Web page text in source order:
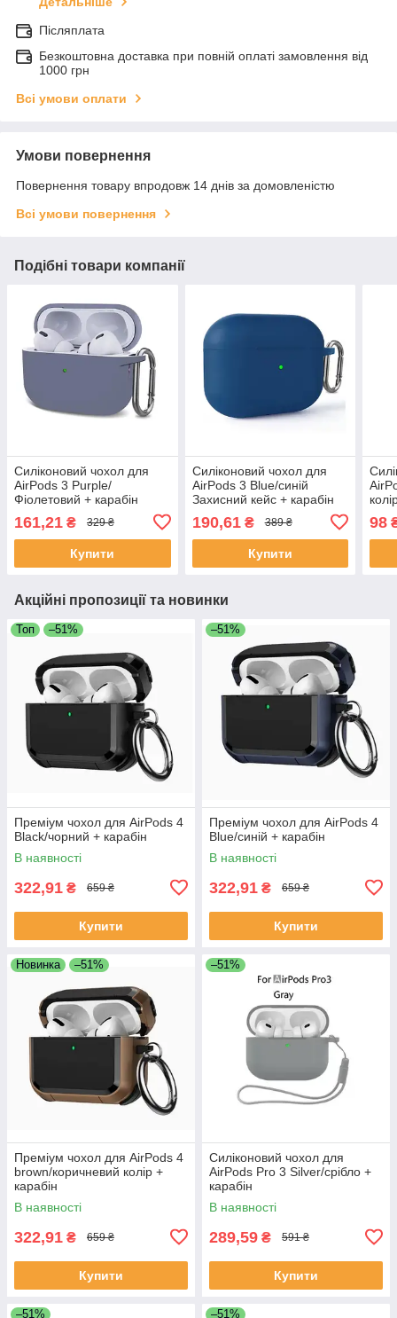
Післяплата
Безкоштовна доставка при повній оплаті замовлення від
1000 грн
Всі умови оплати
Умови повернення
Повернення товару впродовж 14 днів за домовленістю
Всі умови повернення
Подібні товари компанії
Силіконовий чохол для
AirPods 3 Purple/
Фіолетовий + карабін
161,21 ₴ 329 ₴
Купити
Силіконовий чохол для
AirPods 3 Blue/синій
Захисний кейс + карабін
190,61₴ 389 ₴
Купити
98
Акційні пропозиції та новинки
Топ –51%
Преміум чохол для AirPods 4
Black/чорний + карабін
В наявності
322,91 ₴ 659 ₴
Купити
–51%
Преміум чохол для AirPods 4
Blue/синій + карабін
В наявності
322,91 ₴ 659 ₴
Купити
Новинка –51%
Преміум чохол для AirPods 4
brown/коричневий колір +
карабін
В наявності
322,91 ₴ 659 ₴
Купити
–51%
Силіконовий чохол для
AirPods Pro 3 Silver/срібло +
карабін
В наявності
289,59 ₴ 591 ₴
Купити
–51% –51%